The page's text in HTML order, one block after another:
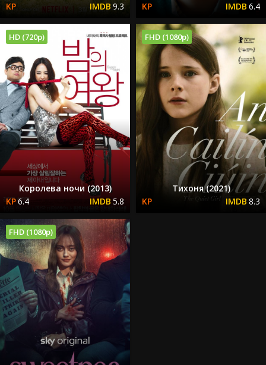
9.3
6.4
HD (720p)
Королева ночи (2013)
6.4
5.8
FHD (1080p)
Тихоня (2021)
8.3
FHD (1080p)